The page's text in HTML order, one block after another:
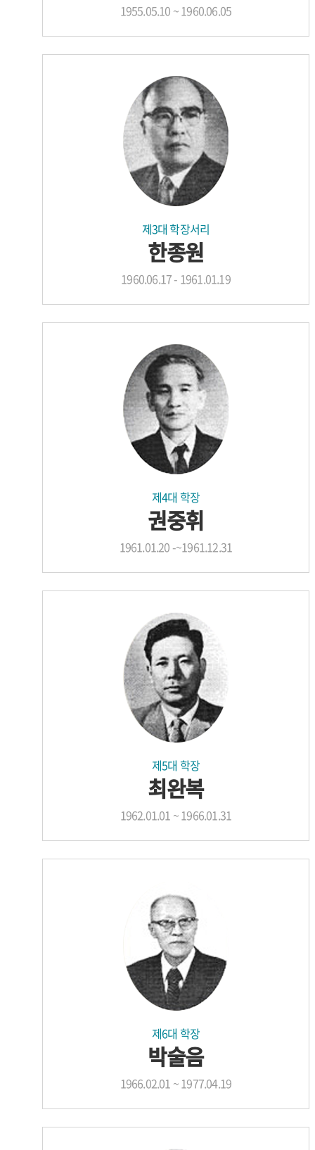
1955.05.10 ~ 1960.06.05
제3대 학장서리
한종원
1960.06.17 - 1961.01.19
제4대 학장
권중휘
1961.01.20 -~1961.12.31
제5대 학장
최완복
1962.01.01 ~ 1966.01.31
제6대 학장
박술음
1966.02.01 ~ 1977.04.19